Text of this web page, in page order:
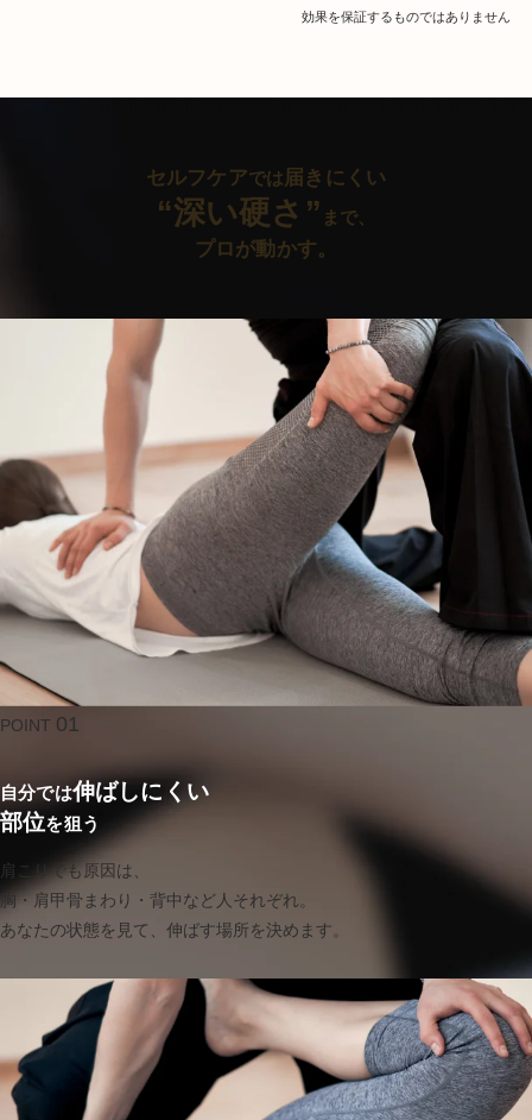
効果を保証するものではありません
セルフケアでは届きにくい
“深い硬さ” まで、
プロが動かす。
POINT 01
自分では伸ばしにくい
部位を狙う
肩こりでも原因は、
胸・肩甲骨まわり・背中など人それぞれ。
あなたの状態を見て、伸ばす場所を決めます。